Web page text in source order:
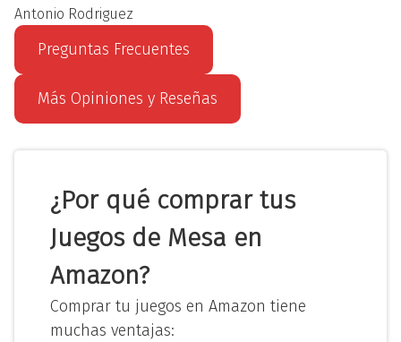
Antonio Rodriguez
Preguntas Frecuentes
Más Opiniones y Reseñas
¿Por qué comprar tus
Juegos de Mesa en
Amazon?
Comprar tu juegos en Amazon tiene
muchas ventajas: